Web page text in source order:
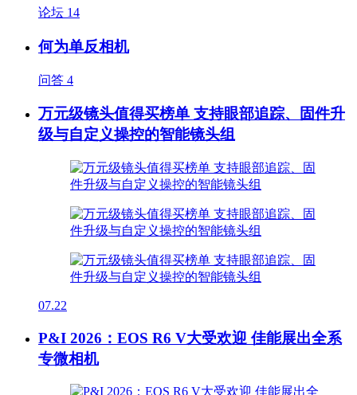
论坛 14
何为单反相机
问答 4
万元级镜头值得买榜单 支持眼部追踪、固件升
级与自定义操控的智能镜头组
07.22
P&I 2026：EOS R6 V大受欢迎 佳能展出全系
专微相机